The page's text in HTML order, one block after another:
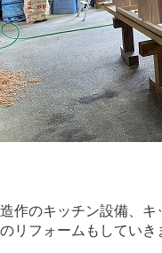
造作のキッチン設備、
のリフォームもしていき